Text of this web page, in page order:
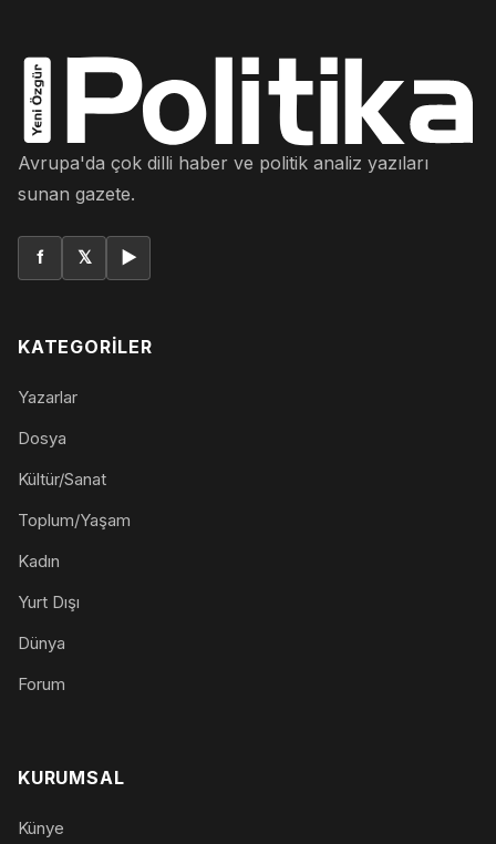
Avrupa'da çok dilli haber ve politik analiz yazıları
sunan gazete.
f 𝕏 ▶
KATEGORILER
Yazarlar
Dosya
Kültür/Sanat
Toplum/Yaşam
Kadın
Yurt Dışı
Dünya
Forum
KURUMSAL
Künye